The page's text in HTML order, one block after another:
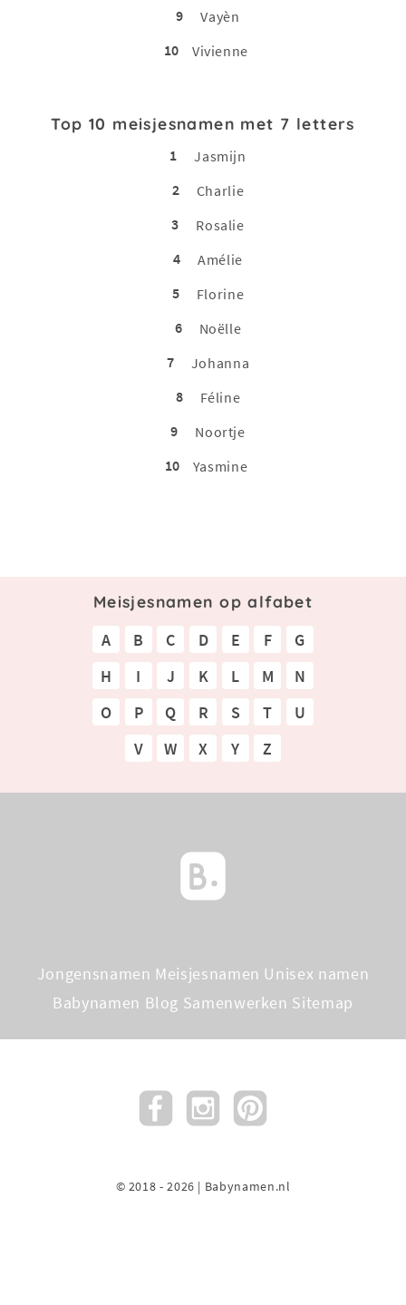
9
Vayèn
10
Vivienne
Top 10 meisjesnamen met 7 letters
1
Jasmijn
2
Charlie
3
Rosalie
4
Amélie
5
Florine
6
Noëlle
7
Johanna
8
Féline
9
Noortje
10
Yasmine
Meisjesnamen op alfabet
A B C D E F
G
H
I J K L M
N
O
P Q R S T
U
V
W X Y Z
Jongensnamen Meisjesnamen Unisex namen
Babynamen Blog Samenwerken Sitemap
© 2018 - 2026 | Babynamen.nl